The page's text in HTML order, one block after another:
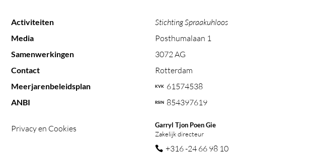
Activiteiten
Media
Samenwerkingen
Contact
Meerjarenbeleidsplan
ANBI
Privacy en Cookies
Stichting Spraakuhloos
Posthumalaan 1
3072 AG
Rotterdam
61574538
854397619
Garryl Tjon Poen Gie
Zakelijk directeur
+316 -24 66 98 10